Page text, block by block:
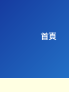
首頁